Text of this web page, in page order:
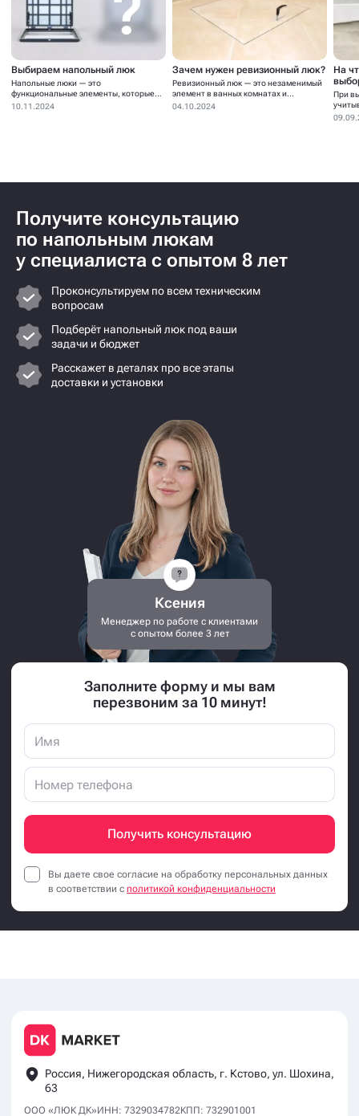
Выбираем напольный люк
Напольные люки — это
функциональные элементы, которые
устанавливаются для...
10.11.2024
Зачем нужен ревизионный люк?
Ревизионный люк — это незаменимый
элемент в ванных комнатах и...
04.10.2024
На
При
Получите консультацию
по напольным люкам
у специалиста с опытом 8 лет
Проконсультируем по всем техническим
вопросам
Подберёт напольный люк под ваши
задачи и бюджет
Расскажет в деталях про все этапы
доставки и установки
Ксения
Менеджер по работе с клиентами
с опытом более 3 лет
Заполните форму и мы вам
перезвоним за 10 минут!
Получить консультацию
Вы даете свое согласие на обработку персональных данных
в соответствии с политикой конфиденциальности
Россия, Нижегородская область, г. Кстово, ул. Шохина,
63
ООО «ЛЮК ДК»ИНН: 7329034782КПП: 732901001